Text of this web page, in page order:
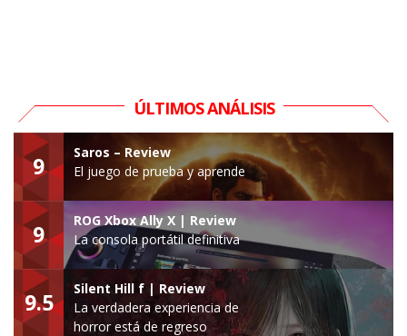
ÚLTIMOS ANÁLISIS
9
Saros – Review
El juego de prueba y aprende
9
ROG Xbox Ally X | Review
La consola portátil definitiva
9.5
Silent Hill f | Review
La verdadera experiencia de
horror está de regreso